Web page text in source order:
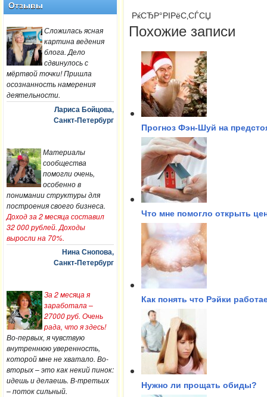
Отзывы
Сложилась ясная
картина ведения
блога. Дело
сдвинулось с
мёртвой точки! Пришла
осознанность намерения
деятельности.
Лариса Бойцова,
Санкт-Петербург
Материалы
сообщества
помогли очень,
особенно в
понимании структуры для
построения своего бизнеса.
Доход за 2 месяца составил
32 000 рублей. Доходы
выросли на 70%.
Нина Снопова,
Санкт-Петербург
За 2 месяца я
заработала –
27000 руб. Очень
рада, что я здесь!
Во-первых, я чувствую
внутреннюю уверенность,
которой мне не хватало. Во-
вторых – это как некий пинок:
идешь и делаешь. В-третьих
– поток сильный.
РќСЂР°РІРёС‚СЃСЏ
Похожие записи
Прогноз Фэн-Шуй на
Что мне помогло открыть
Как понять что Рэйки
Нужно ли прощать обиды?